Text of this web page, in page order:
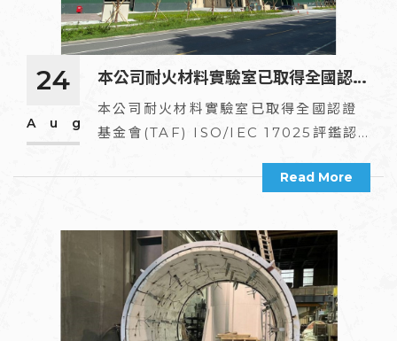
24
Aug
本公司耐火材料實驗室已取得全國認證
基金會(TAF) ISO/IEC 17025評鑑認
可測試實驗室(TAF編號:4263)
本公司耐火材料實驗室已取得全國認證
基金會(TAF) ISO/IEC 17025評鑑認
Read More